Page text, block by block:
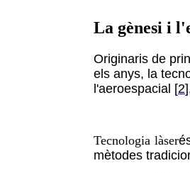
La gènesi i
Originaris de
els anys, la
l'aeroespacial [2
Tecnologia làser
mètodes